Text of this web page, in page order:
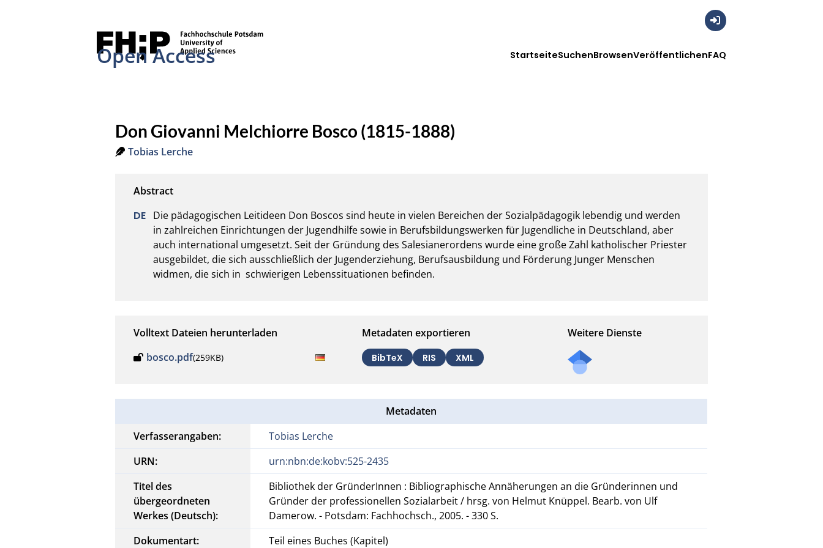
Open Access StartseiteSuchenBrowsenVeröffentlichenFAQ
Don Giovanni Melchiorre Bosco (1815-1888)
Tobias Lerche
Die pädagogischen Leitideen Don Boscos sind heute in vielen Bereichen der Sozialpädagogik lebendig und werden
in zahlreichen Einrichtungen der Jugendhilfe sowie in Berufsbildungswerken für Jugendliche in Deutschland, aber
auch international umgesetzt. Seit der Gründung des Salesianerordens wurde eine große Zahl katholischer Priester
ausgebildet, die sich ausschließlich der Jugenderziehung, Berufsausbildung und Förderung Junger Menschen
widmen, die sich in  schwierigen Lebenssituationen befinden.
Volltext Dateien herunterladen
bosco.pdf(259KB)
Metadaten exportieren
BibTeX RIS XML
Weitere Dienste
Metadaten
Verfasserangaben:
Tobias Lerche
URN:
urn:nbn:de:kobv:525-2435
Titel des
übergeordneten
Werkes (Deutsch):
Bibliothek der GründerInnen : Bibliographische Annäherungen an die Gründerinnen und
Gründer der professionellen Sozialarbeit / hrsg. von Helmut Knüppel. Bearb. von Ulf
Damerow. - Potsdam: Fachhochsch., 2005. - 330 S.
Dokumentart:
Teil eines Buches (Kapitel)